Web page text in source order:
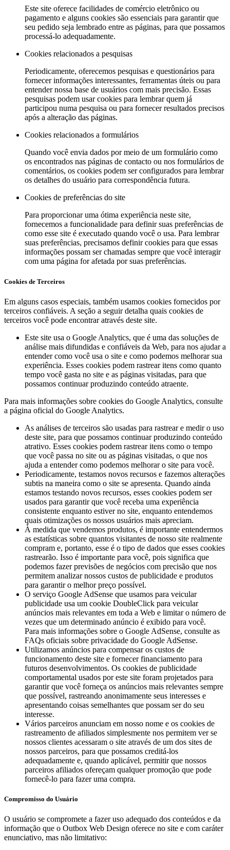
Este site oferece facilidades de comércio eletrônico ou
pagamento e alguns cookies são essenciais para garantir que
seu pedido seja lembrado entre as páginas, para que possamos
processá-lo adequadamente.
Cookies relacionados a pesquisas
Periodicamente, oferecemos pesquisas e questionários para
fornecer informações interessantes, ferramentas úteis ou para
entender nossa base de usuários com mais precisão. Essas
pesquisas podem usar cookies para lembrar quem já
participou numa pesquisa ou para fornecer resultados precisos
após a alteração das páginas.
Cookies relacionados a formulários
Quando você envia dados por meio de um formulário como
os encontrados nas páginas de contacto ou nos formulários de
comentários, os cookies podem ser configurados para lembrar
os detalhes do usuário para correspondência futura.
Cookies de preferências do site
Para proporcionar uma ótima experiência neste site,
fornecemos a funcionalidade para definir suas preferências de
como esse site é executado quando você o usa. Para lembrar
suas preferências, precisamos definir cookies para que essas
informações possam ser chamadas sempre que você interagir
com uma página for afetada por suas preferências.
Cookies de Terceiros
Em alguns casos especiais, também usamos cookies fornecidos por
terceiros confiáveis. A seção a seguir detalha quais cookies de
terceiros você pode encontrar através deste site.
Este site usa o Google Analytics, que é uma das soluções de
análise mais difundidas e confiáveis ​​da Web, para nos ajudar a
entender como você usa o site e como podemos melhorar sua
experiência. Esses cookies podem rastrear itens como quanto
tempo você gasta no site e as páginas visitadas, para que
possamos continuar produzindo conteúdo atraente.
Para mais informações sobre cookies do Google Analytics, consulte
a página oficial do Google Analytics.
As análises de terceiros são usadas para rastrear e medir o uso
deste site, para que possamos continuar produzindo conteúdo
atrativo. Esses cookies podem rastrear itens como o tempo
que você passa no site ou as páginas visitadas, o que nos
ajuda a entender como podemos melhorar o site para você.
Periodicamente, testamos novos recursos e fazemos alterações
subtis na maneira como o site se apresenta. Quando ainda
estamos testando novos recursos, esses cookies podem ser
usados ​​para garantir que você receba uma experiência
consistente enquanto estiver no site, enquanto entendemos
quais otimizações os nossos usuários mais apreciam.
À medida que vendemos produtos, é importante entendermos
as estatísticas sobre quantos visitantes de nosso site realmente
compram e, portanto, esse é o tipo de dados que esses cookies
rastrearão. Isso é importante para você, pois significa que
podemos fazer previsões de negócios com precisão que nos
permitem analizar nossos custos de publicidade e produtos
para garantir o melhor preço possível.
O serviço Google AdSense que usamos para veicular
publicidade usa um cookie DoubleClick para veicular
anúncios mais relevantes em toda a Web e limitar o número de
vezes que um determinado anúncio é exibido para você.
Para mais informações sobre o Google AdSense, consulte as
FAQs oficiais sobre privacidade do Google AdSense.
Utilizamos anúncios para compensar os custos de
funcionamento deste site e fornecer financiamento para
futuros desenvolvimentos. Os cookies de publicidade
comportamental usados ​​por este site foram projetados para
garantir que você forneça os anúncios mais relevantes sempre
que possível, rastreando anonimamente seus interesses e
apresentando coisas semelhantes que possam ser do seu
interesse.
Vários parceiros anunciam em nosso nome e os cookies de
rastreamento de afiliados simplesmente nos permitem ver se
nossos clientes acessaram o site através de um dos sites de
nossos parceiros, para que possamos creditá-los
adequadamente e, quando aplicável, permitir que nossos
parceiros afiliados ofereçam qualquer promoção que pode
fornecê-lo para fazer uma compra.
Compromisso do Usuário
O usuário se compromete a fazer uso adequado dos conteúdos e da
informação que o Outbox Web Design oferece no site e com caráter
enunciativo, mas não limitativo: